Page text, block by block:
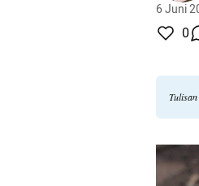
6 Juni
0